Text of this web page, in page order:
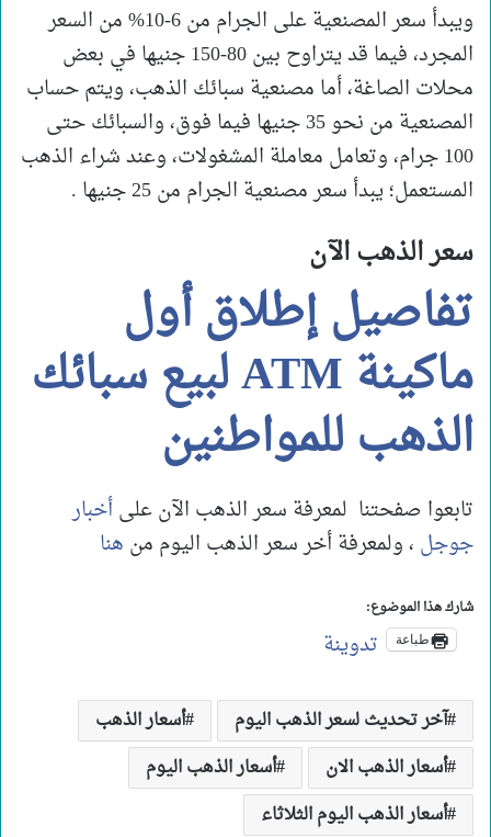
ويبدأ سعر المصنعية على الجرام من 6-10% من السعر
المجرد، فيما قد يتراوح بين 80-150 جنيها في بعض
محلات الصاغة، أما مصنعية سبائك الذهب، ويتم حساب
المصنعية من نحو 35 جنيها فيما فوق، والسبائك حتى
100 جرام، وتعامل معاملة المشغولات، وعند شراء الذهب
المستعمل؛ يبدأ سعر مصنعية الجرام من 25 جنيها .
سعر الذهب الآن
تفاصيل إطلاق أول
ماكينة ATM لبيع سبائك
الذهب للمواطنين
تابعوا صفحتنا لمعرفة سعر الذهب الآن علىأخبار
جوجل ، ولمعرفة أخر سعر الذهب اليوم من هنا
شارك هذا الموضوع:
طباعة تدوينة
آخر تحديث لسعر الذهب اليوم
أسعار الذهب
أسعار الذهب الان
أسعار الذهب اليوم
أسعار الذهب اليوم الثلاثاء